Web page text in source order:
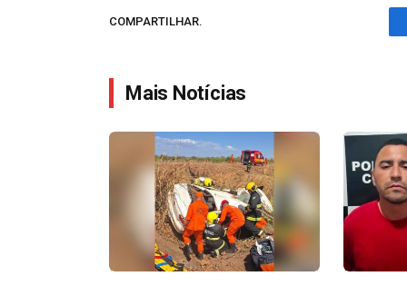
COMPARTILHAR.
Mais Notícias